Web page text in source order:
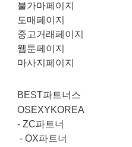
불가마페이지
도매페이지
중고거래페이지
웹툰페이지
마사지페이지
BEST파트너스
OSEXYKOREA
-ZC파트너
-OX파트너